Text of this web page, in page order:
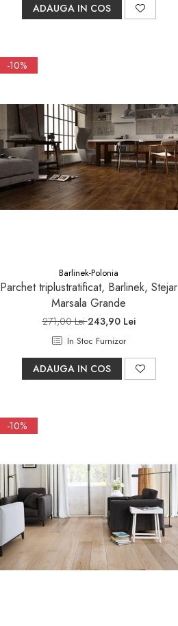
ADAUGA IN COS
-10%
Barlinek-Polonia
Parchet triplustratificat, Barlinek, Stejar
Marsala Grande
271,00 Lei243,90 Lei
In Stoc Furnizor
ADAUGA IN COS
-10%